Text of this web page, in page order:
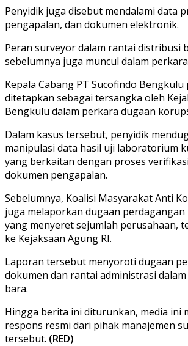
Penyidik juga disebut mendalami data
pengapalan, dan dokumen elektronik.
Peran surveyor dalam rantai distribusi
sebelumnya juga muncul dalam
Kepala Cabang PT Sucofindo Bengkulu
ditetapkan sebagai tersangka oleh
Bengkulu dalam perkara dugaan
Dalam kasus tersebut, penyidik
manipulasi data hasil uji laboratorium
yang berkaitan dengan proses
dokumen pengapalan.
Sebelumnya, Koalisi Masyarakat Anti
juga melaporkan dugaan
yang menyeret sejumlah perusahaan,
ke Kejaksaan Agung RI.
Laporan tersebut menyoroti dugaan
dokumen dan rantai administrasi
bara.
Hingga berita ini diturunkan, media ini
respons resmi dari pihak manajemen
tersebut. (RED)